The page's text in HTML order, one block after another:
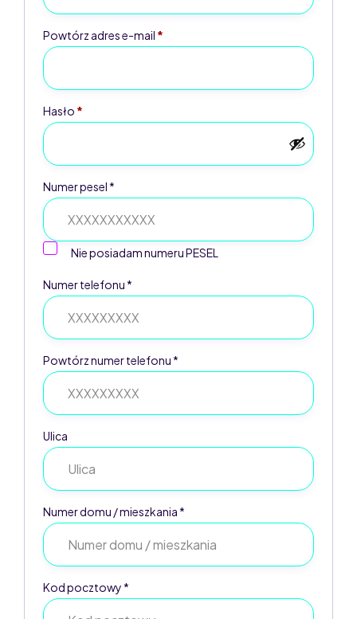
Powtórz adres e-mail *
Hasło *
Numer pesel *
Nie posiadam numeru PESEL
Numer telefonu *
Powtórz numer telefonu *
Ulica
Numer domu / mieszkania *
Kod pocztowy *